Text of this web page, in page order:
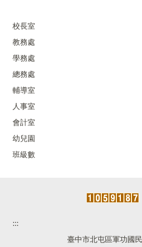
校長室
教務處
學務處
總務處
輔導室
人事室
會計室
幼兒園
班級數
:::
臺中市北屯區軍功國